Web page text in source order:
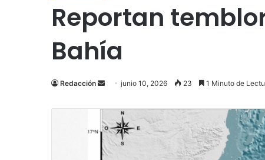
Reportan
Bahía
Redacción
Send
email
junio 10, 2026 23 1 Minuto de